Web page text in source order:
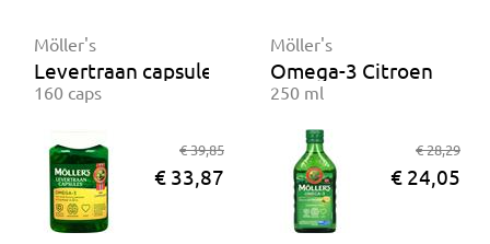
Möller's
Levertraan capsules Omega-3
160 caps
€ 39,85
€ 33,87
Möller's
Omega-3 Citroen
250 ml
€ 28,29
€ 24,05